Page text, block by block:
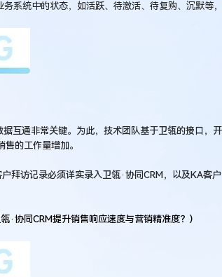
系统中的状态，如活跃、待激活、待复购、沉默等，
互通非常关键。为此，技术团队基于卫瓴的接口，开
的工作量增加。
拜访记录必须详实录入卫瓴·协同CRM，以及KA客户
·协同CRM提升销售响应速度与营销精准度？）